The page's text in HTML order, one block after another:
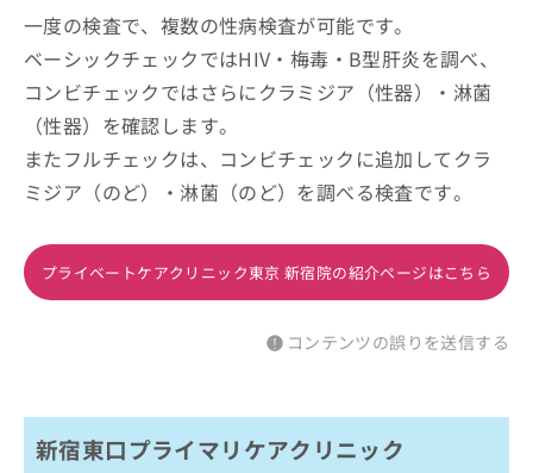
一度の検査で、複数の性病検査が可能です。
ベーシックチェックではHIV・梅毒・B型肝炎を調べ、
コンビチェックではさらにクラミジア（性器）・淋菌
（性器）を確認します。
またフルチェックは、コンビチェックに追加してクラ
ミジア（のど）・淋菌（のど）を調べる検査です。
プライベートケアクリニック東京 新宿院の紹介ページはこちら
コンテンツの誤りを送信する
新宿東口プライマリケアクリニック